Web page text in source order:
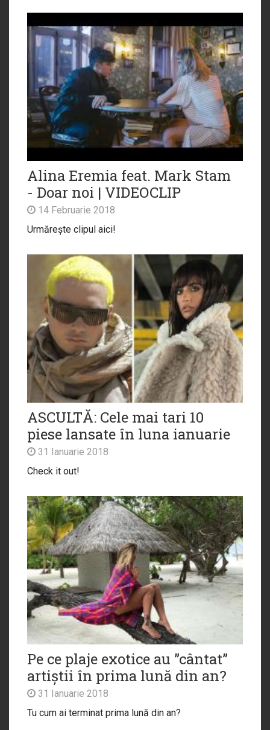
Alina Eremia feat. Mark Stam
- Doar noi | VIDEOCLIP
14 Februarie 2018
Urmărește clipul aici!
ASCULTĂ: Cele mai tari 10
piese lansate în luna ianuarie
31 Ianuarie 2018
Check it out!
Pe ce plaje exotice au ”cântat”
artiștii în prima lună din an?
31 Ianuarie 2018
Tu cum ai terminat prima lună din an?